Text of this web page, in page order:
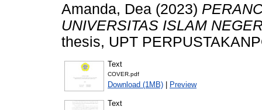
Amanda, Dea (2023)
UNIVERSITAS ISLAM
thesis, UPT
Text
COVER.pdf
Download (1MB) | Preview
Text